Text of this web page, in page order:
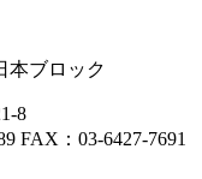
8
FAX：03-6427-7691